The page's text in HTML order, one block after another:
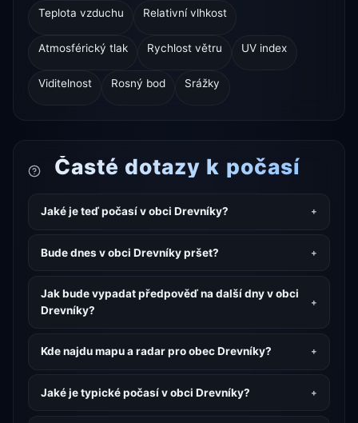
Teplota vzduchu Relativní vlhkost
Atmosférický tlak Rychlost větru UV index
Viditelnost Rosný bod Srážky
Časté dotazy k počasí
Jaké je teď počasí v obci Drevníky?
Bude dnes v obci Drevníky pršet?
Jak bude vypadat předpověď na další dny v obci
Drevníky?
Kde najdu mapu a radar pro obec Drevníky?
Jaké je typické počasí v obci Drevníky?